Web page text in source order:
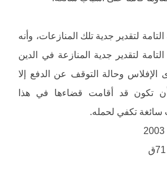
لتقدير جدية تلك المنازعات، وأنه
لتقدير جدية المنازعة في الدين
الإفلاس وحالة التوقف عن الدفع إلا
تكون قد أقامت قضاءها في هذا
تكفي لحمله.